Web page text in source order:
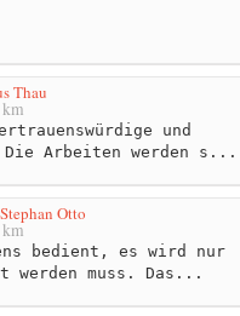
Thau
und
Die Arbeiten werden s...
Otto
bedient, es wird nur
muss. Das...